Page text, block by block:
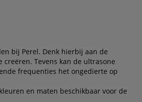
bij Perel. Denk hierbij aan de
Tevens kan de ultrasone
frequenties het ongedierte op
en maten beschikbaar voor de